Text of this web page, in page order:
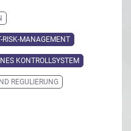
RISK-MANAGEMENT
KONTROLLSYSTEM
REGULIERUNG